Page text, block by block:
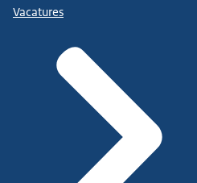
Vacatures